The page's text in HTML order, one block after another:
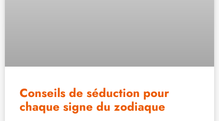
Conseils de séduction pour
chaque signe du zodiaque